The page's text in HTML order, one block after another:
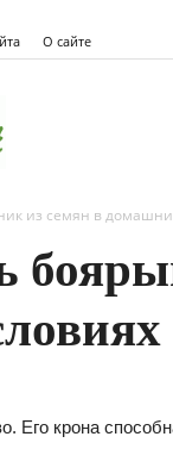
О сайте
из семян в
Его крона